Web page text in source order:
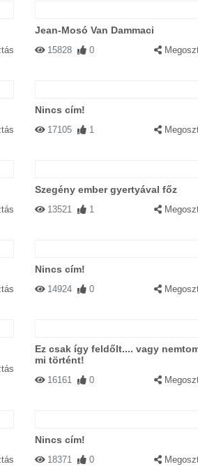
Jean-Mosó Van Dammaci
15828 0
Nincs cím!
17105 1
Szegény ember gyertyával főz
13521 1
Nincs cím!
14924 0
Ez csak így feldőlt.... vagy
mi történt!
16161 0
Nincs cím!
18371 0